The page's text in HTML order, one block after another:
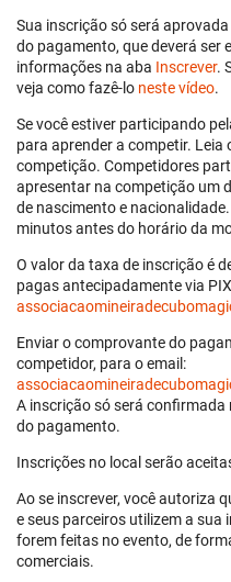
Sua inscrição só será
do pagamento, que deverá ser
informações na aba Inscrever.
veja como fazê-lo neste vídeo.
Se você estiver participando
para aprender a competir. Leia
competição. Competidores
apresentar na competição um
de nascimento e
minutos antes do horário da
O valor da taxa de inscrição é
pagas antecipadamente via
Enviar o comprovante do
competidor, para o email:
A inscrição só será
do pagamento.
Inscrições no local serão
Ao se inscrever, você autoriza
e seus parceiros utilizem a
forem feitas no evento, de
comerciais.